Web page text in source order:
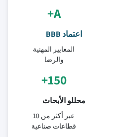
A+
اعتماد BBB
المعايير المهنية
والرضا
150+
محللو الأبحاث
عبر أكثر من 10
قطاعات صناعية